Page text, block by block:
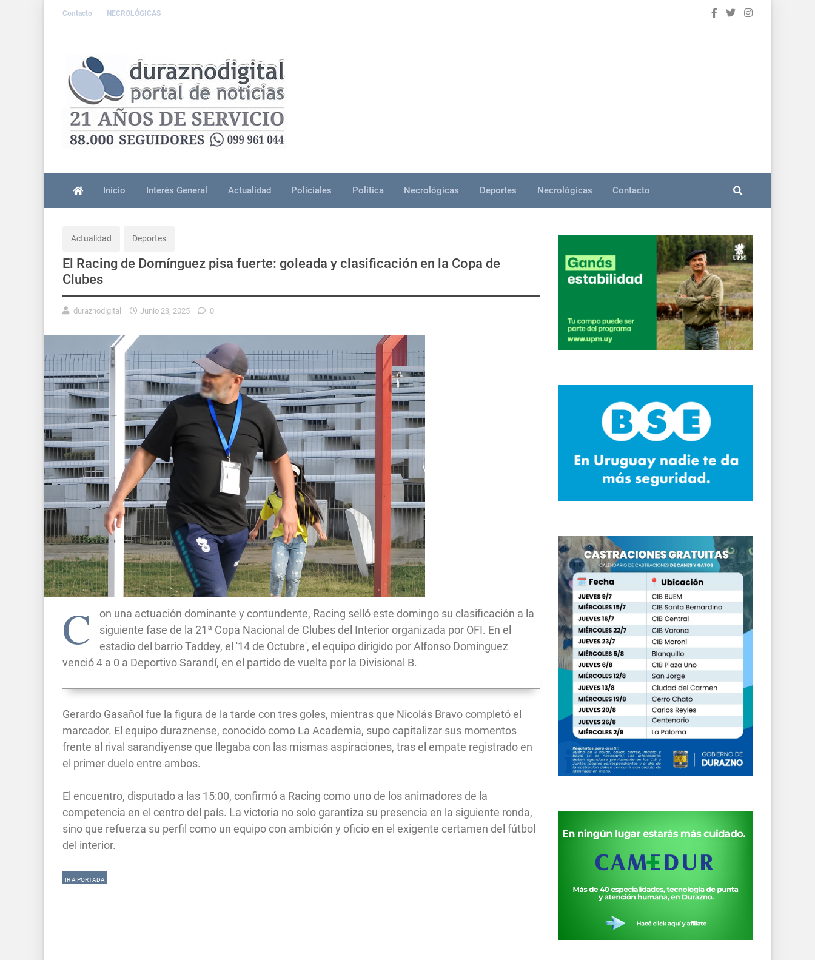
Contacto NECROLÓGICAS
Inicio Interés General Actualidad Policiales Política Necrológicas Deportes Necrológicas Contacto
Actualidad Deportes
El Racing de Domínguez pisa fuerte: goleada y clasificación en la Copa de
Clubes
duraznodigital Junio 23, 2025 0
C
on una actuación dominante y contundente, Racing selló este domingo su clasificación a la
siguiente fase de la 21ª Copa Nacional de Clubes del Interior organizada por OFI. En el
estadio del barrio Taddey, el '14 de Octubre', el equipo dirigido por Alfonso Domínguez
venció 4 a 0 a Deportivo Sarandí, en el partido de vuelta por la Divisional B.
Gerardo Gasañol fue la figura de la tarde con tres goles, mientras que Nicolás Bravo completó el
marcador. El equipo duraznense, conocido como La Academia, supo capitalizar sus momentos
frente al rival sarandiyense que llegaba con las mismas aspiraciones, tras el empate registrado en
el primer duelo entre ambos.
El encuentro, disputado a las 15:00, confirmó a Racing como uno de los animadores de la
competencia en el centro del país. La victoria no solo garantiza su presencia en la siguiente ronda,
sino que refuerza su perfil como un equipo con ambición y oficio en el exigente certamen del fútbol
del interior.
IR A PORTADA